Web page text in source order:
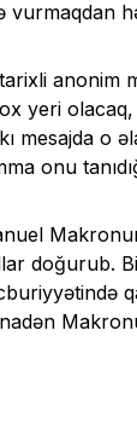
anonim
yeri
mesajda o
onu
doğurub.